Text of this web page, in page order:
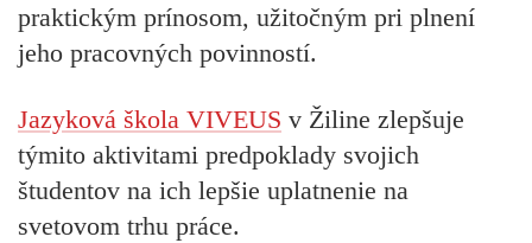
praktickým prínosom, užitočným pri plnení
jeho pracovných povinností.
Jazyková škola VIVEUS v Žiline zlepšuje
týmito aktivitami predpoklady svojich
študentov na ich lepšie uplatnenie na
svetovom trhu práce.